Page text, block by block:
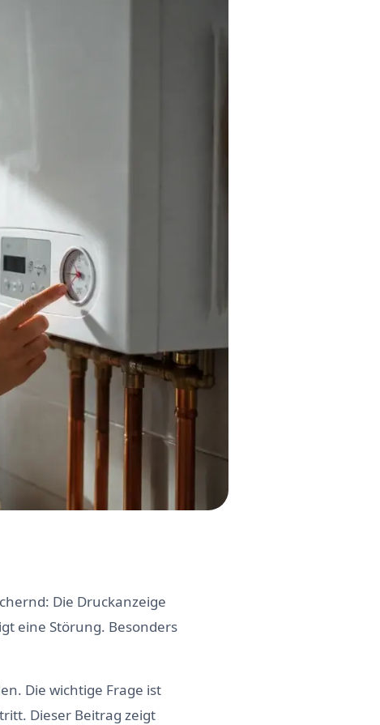
Die Druckanzeige
eine Störung. Besonders
Die wichtige Frage ist
Dieser Beitrag zeigt